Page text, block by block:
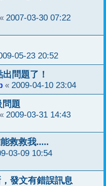
« 2007-03-30 07:22
05-23 20:52
問題了！
« 2009-04-10 23:04
題
« 2009-03-31 14:43
救救我.....
03-09 10:54
發文有錯誤訊息